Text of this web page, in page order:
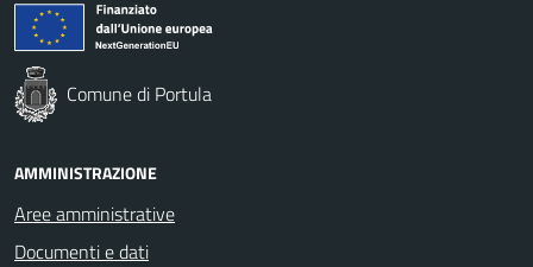
Comune di Portula
AMMINISTRAZIONE
Aree amministrative
Documenti e dati